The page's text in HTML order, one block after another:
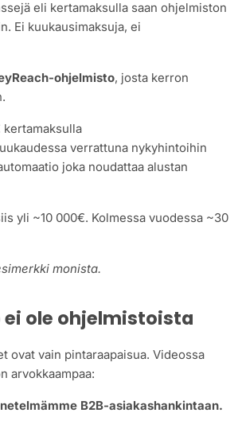
eli kertamaksulla saan ohjelmiston
Ei kuukausimaksuja, ei
ohjelmisto, josta kerron
verrattuna nykyhintoihin
joka noudattaa alustan
yli ~10 000€. Kolmessa vuodessa ~30
monista.
ole ohjelmistoista
ovat vain pintaraapaisua. Videossa
arvokkaampaa:
B2B-asiakashankintaan.